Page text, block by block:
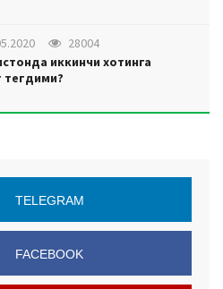
28004
иккинчи хотинга
тегдими?
TELEGRAM
FACEBOOK